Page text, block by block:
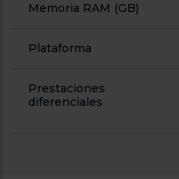
Memoria RAM (GB)
Plataforma
Prestaciones
diferenciales